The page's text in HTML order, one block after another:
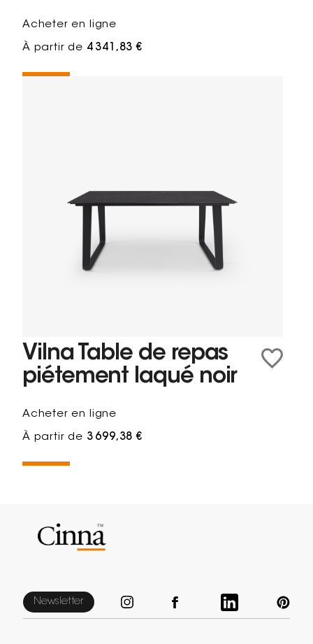
Acheter en ligne
À partir de 4 341,83 €
Vilna Table de repas
piétement laqué noir
Acheter en ligne
À partir de 3 699,38 €
Newsletter